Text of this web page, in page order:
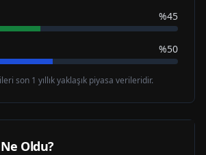
%45
%50
son 1 yıllık yaklaşık piyasa verileridir.
Oldu?